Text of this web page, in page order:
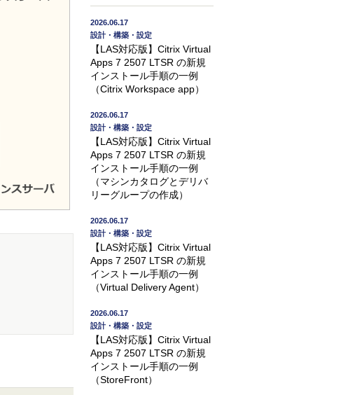
2026.06.17
設計・構築・設定
【LAS対応版】Citrix Virtual
Apps 7 2507 LTSR の新規
インストール手順の一例
（Citrix Workspace app）
2026.06.17
設計・構築・設定
【LAS対応版】Citrix Virtual
Apps 7 2507 LTSR の新規
インストール手順の一例
（マシンカタログとデリバ
リーグループの作成）
2026.06.17
設計・構築・設定
【LAS対応版】Citrix Virtual
Apps 7 2507 LTSR の新規
インストール手順の一例
（Virtual Delivery Agent）
2026.06.17
設計・構築・設定
【LAS対応版】Citrix Virtual
Apps 7 2507 LTSR の新規
インストール手順の一例
（StoreFront）